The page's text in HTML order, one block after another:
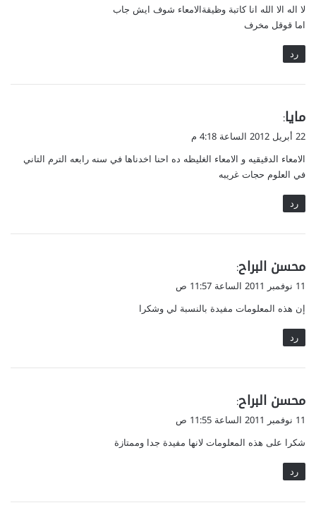
ل
لا اله الا الله انا كاتبة وظيقةالامعاء شوف ايش جاب
اما قوقل مخرف
رد
ي
ق
ل
مايا:
22 أبريل 2012 الساعة 4:18 م
الامعاء الدقيقيه و الامعاء الغليظه ده احنا اخدناها في سنه رابعه الترم التاني
في العلوم حجات غريبه
رد
ي
ق
ل
محسن البراح:
11 نوفمبر 2011 الساعة 11:57 ص
إن هذه المعلومات مفيدة بالنسبة لي وشكرا
رد
ي
ق
ل
محسن البراح:
11 نوفمبر 2011 الساعة 11:55 ص
شكرا على هذه المعلومات لانها مفيدة جدا وممتازة
رد